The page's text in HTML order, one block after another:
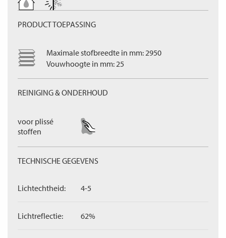
PRODUCT TOEPASSING
Maximale stofbreedte in mm: 2950
Vouwhoogte in mm: 25
REINIGING & ONDERHOUD
voor plissé
stoffen
TECHNISCHE GEGEVENS
Lichtechtheid: 4-5
Lichtreflectie: 62%